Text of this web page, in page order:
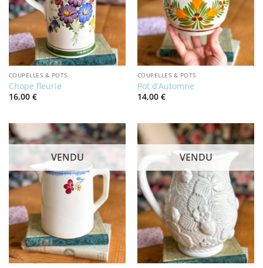
COUPELLES & POTS
Chope fleurie
16,00 €
COUPELLES & POTS
Pot d’Automne
14,00 €
VENDU VENDU